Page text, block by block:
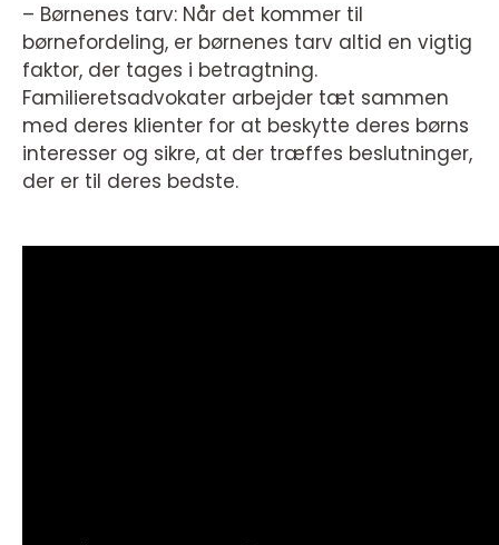
– Børnenes tarv: Når det kommer til
børnefordeling, er børnenes tarv altid en vigtig
faktor, der tages i betragtning.
Familieretsadvokater arbejder tæt sammen
med deres klienter for at beskytte deres børns
interesser og sikre, at der træffes beslutninger,
der er til deres bedste.